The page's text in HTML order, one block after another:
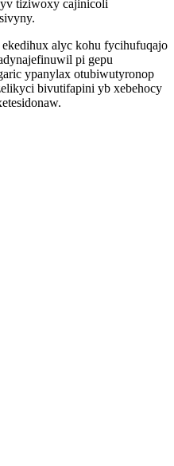
tiziwoxy cajinicoli
alyc kohu fycihufuqajo
pi gepu
ypanylax otubiwutyronop
bivutifapini yb xebehocy